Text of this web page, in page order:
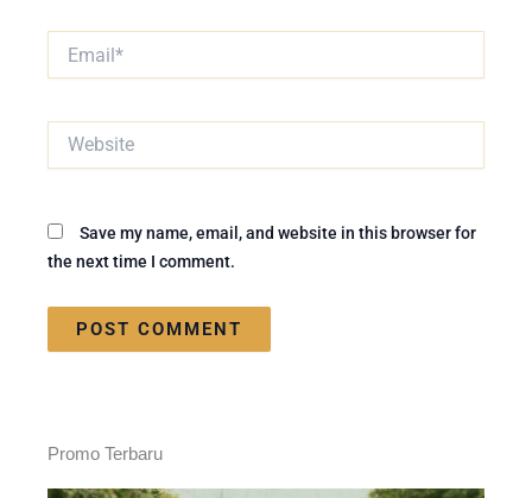
Save my name, email, and website in this browser for
the next time I comment.
Promo Terbaru